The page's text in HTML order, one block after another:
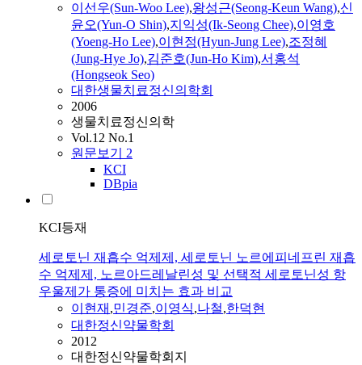
이선우(Sun-Woo Lee),왕성근(Seong-Keun Wang),신
윤오(Yun-O Shin),지익성(Ik-Seong Chee),이영호
(Yoeng-Ho Lee),이현정(Hyun-Jung Lee),조정혜
(Jung-Hye Jo),김준호(Jun-Ho Kim),서홍석
(Hongseok Seo)
대한생물치료정신의학회
2006
생물치료정신의학
Vol.12 No.1
원문보기 2
KCI
DBpia
KCI등재
세로토닌 재흡수 억제제, 세로토닌 노르에피네프린 재흡
수 억제제, 노르아드레날린성 및 선택적 세로토닌성 항
우울제가 통증에 미치는 효과 비교
이현재 ,민경준,이영식,나철,한덕현
대한정신약물학회
2012
대한정신약물학회지